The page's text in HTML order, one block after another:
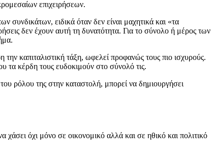
επιχειρήσεων.
συνδικάτων, ειδικά όταν δεν είναι μαχητικά και «τα
δεν έχουν αυτή τη δυνατότητα. Για το σύνολο ή μέρος των
καπιταλιστική τάξη, ωφελεί προφανώς τους πιο ισχυρούς.
τα κέρδη τους ευδοκιμούν στο σύνολό τις.
ρόλου της στην καταστολή, μπορεί να δημιουργήσει
όχι μόνο σε οικονομικό αλλά και σε ηθικό και πολιτικό